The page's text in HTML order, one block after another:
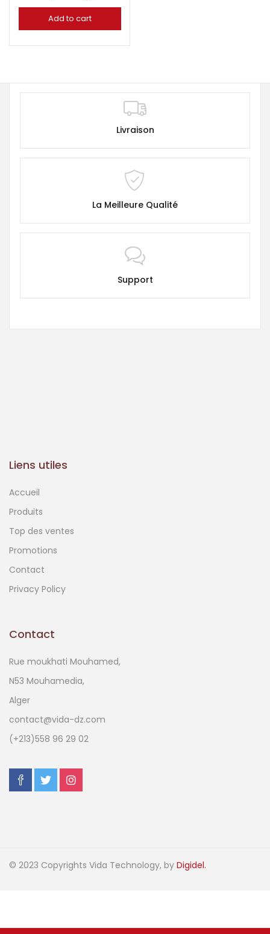
Add to cart
Livraison
La Meilleure Qualité
Support
Liens utiles
Accueil
Produits
Top des ventes
Promotions
Contact
Privacy Policy
Contact
Rue moukhati Mouhamed,
N53 Mouhamedia,
Alger
contact@vida-dz.com
(+213)558 96 29 02
© 2023 Copyrights Vida Technology, by Digidel.